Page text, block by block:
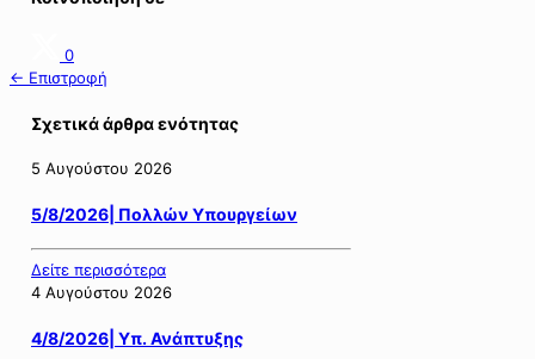
0
← Επιστροφή
Σχετικά άρθρα ενότητας
5 Αυγούστου 2026
5/8/2026| Πολλών Υπουργείων
Δείτε περισσότερα
4 Αυγούστου 2026
4/8/2026| Υπ. Ανάπτυξης